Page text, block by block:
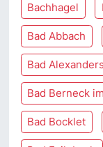
Bachhagel
Bad Abbach
Bad
Bad Berneck
Bad Bocklet